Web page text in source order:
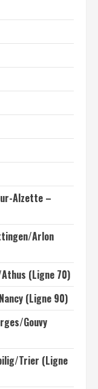
Alzette –
Arlon
(Ligne 70)
(Ligne 90)
Gouvy
Trier (Ligne